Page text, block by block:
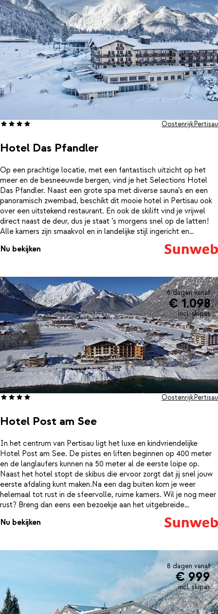
Hotel Das Pfandler
OostenrijkPertisau
Op een prachtige locatie, met een fantastisch uitzicht op het
meer en de besneeuwde bergen, vind je het Selections Hotel
Das Pfandler. Naast een grote spa met diverse sauna’s en een
panoramisch zwembad, beschikt dit mooie hotel in Pertisau ook
over een uitstekend restaurant. En ook de skilift vind je vrijwel
direct naast de deur, dus je staat ’s morgens snel op de latten!
Alle kamers zijn smaakvol en in landelijke stijl ingericht en
beschikken allemaal over een zithoek/bank en een balkon met
uitzicht op de mooie omgeving van Pertisau.
Nu bekijken
8 dagen vanaf
€ 1.098
incl. skipas
Hotel Post am See
OostenrijkPertisau
In het centrum van Pertisau ligt het luxe en kindvriendelijke
Hotel Post am See. De pistes en liften beginnen op 400 meter
en de langlaufers kunnen na 50 meter al de eerste loipe op.
Naast het hotel stopt de skibus die ervoor zorgt dat jij snel jouw
eerste afdaling kunt maken.Na een dag buiten kom je weer
helemaal tot rust in de sfeervolle, ruime kamers. Wil je nog meer
rust? Breng dan eens een bezoekje aan het uitgebreide
wellnesscenter met een sauna, Turks stoombad, infra rood
cabine. Tegen een kleine vergoeding kun je je spieren los laten
dag nog niet al je energie kwijt, dan kun je nog even lekker
sporten in de fitnessruimte van het hotel terwijl de kinderen
lekker ravotten in de speelruimte. Sluit de dag af met een
smaakvolle maaltijd in het restaurant of met een drankje in de bar
van het hotel.
Nu bekijken
8 dagen vanaf
€ 999
incl. skipas